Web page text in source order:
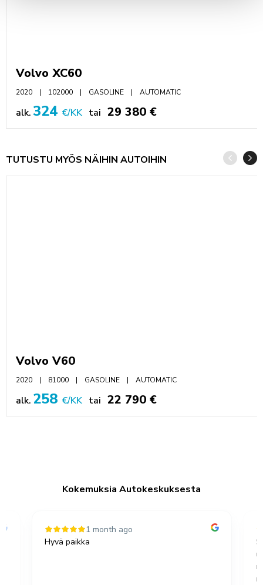
Volvo XC60
2020 102000 GASOLINE AUTOMATIC
alk. 324 €/KK tai 29 380 €
TUTUSTU MYÖS NÄIHIN AUTOIHIN
Volvo V60
2020 81000 GASOLINE AUTOMATIC
alk. 258 €/KK tai 22 790 €
Kokemuksia Autokeskuksesta
1 month ago
Hyvä paikka